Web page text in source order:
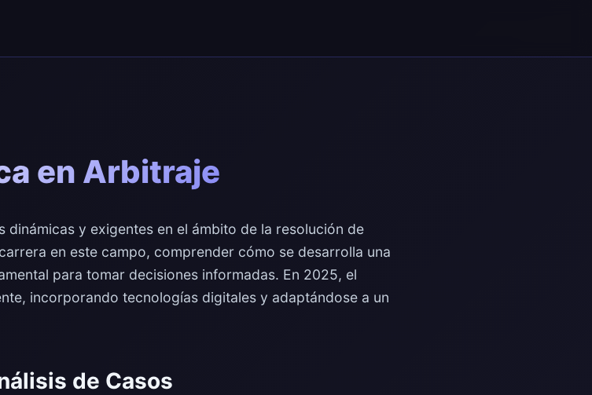
en Arbitraje
dinámicas y exigentes en el ámbito de la resolución de
en este campo, comprender cómo se desarrolla una
para tomar decisiones informadas. En 2025, el
incorporando tecnologías digitales y adaptándose a un
de Casos